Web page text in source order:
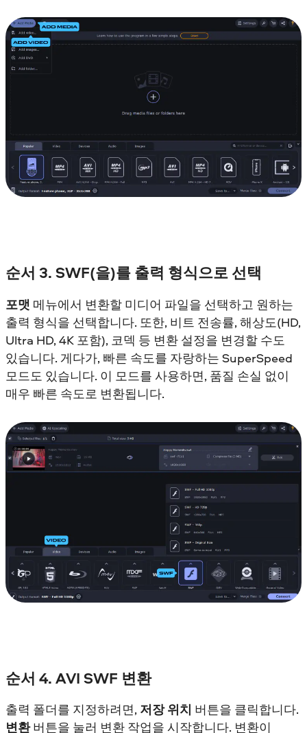
순서 3. SWF(을)를 출력 형식으로 선택
포맷 메뉴에서 변환할 미디어 파일을 선택하고 원하는
출력 형식을 선택합니다. 또한, 비트 전송률, 해상도(HD,
Ultra HD, 4K 포함), 코덱 등 변환 설정을 변경할 수도
있습니다. 게다가, 빠른 속도를 자랑하는 SuperSpeed
모드도 있습니다. 이 모드를 사용하면, 품질 손실 없이
매우 빠른 속도로 변환됩니다.
순서 4. AVI SWF 변환
출력 폴더를 지정하려면, 저장 위치 버튼을 클릭합니다.
변환버튼을 눌러 변환 작업을 시작합니다. 변환이